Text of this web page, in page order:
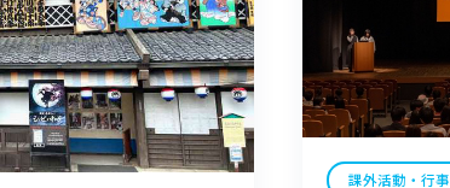
課外活動・行事